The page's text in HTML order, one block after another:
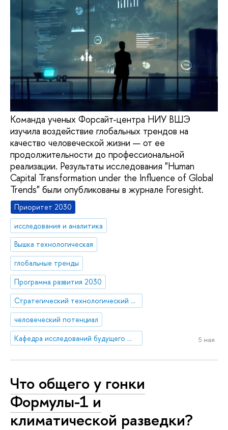
Команда ученых Форсайт-центра НИУ ВШЭ
изучила воздействие глобальных трендов на
качество человеческой жизни — от ее
продолжительности до профессиональной
реализации. Результаты исследования "Human
Capital Transformation under the Influence of Global
Trends" были опубликованы в журнале Foresight.
Приоритет 2030
исследования и аналитика
Вышка технологическая
глобальные тренды
Программа развития 2030
Стратегический технологический проект «Национальный центр социально-экономического и научно-технологического прогнозирования»
человеческий потенциал
Кафедра исследований будущего ЮНЕСКО
5 мая
Что общего у гонки
Формулы-1 и
климатической разведки?